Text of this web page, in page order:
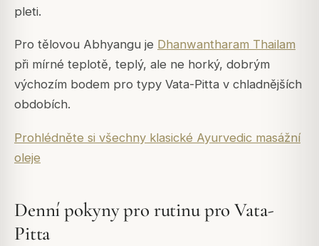
pleti.
Pro tělovou Abhyangu je Dhanwantharam Thailam
při mírné teplotě, teplý, ale ne horký, dobrým
výchozím bodem pro typy Vata-Pitta v chladnějších
obdobích.
Prohlédněte si všechny klasické Ayurvedic masážní
oleje
Denní pokyny pro rutinu pro Vata-
Pitta